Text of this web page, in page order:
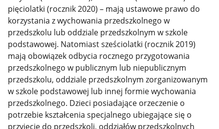
pięciolatki (rocznik 2020) – mają ustawowe prawo do
korzystania z wychowania przedszkolnego w
przedszkolu lub oddziale przedszkolnym w szkole
podstawowej. Natomiast sześciolatki (rocznik 2019)
mają obowiązek odbycia rocznego przygotowania
przedszkolnego w publicznym lub niepublicznym
przedszkolu, oddziale przedszkolnym zorganizowanym
w szkole podstawowej lub innej formie wychowania
przedszkolnego. Dzieci posiadające orzeczenie o
potrzebie kształcenia specjalnego ubiegające się o
przyjęcie do przedszkoli, oddziałów przedszkolnych